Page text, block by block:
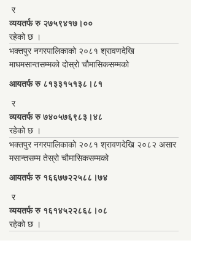
र
व्ययतर्फ रु २७५९४१७।००
रहेको छ ।
भक्तपुर नगरपालिकाको २०८१ श्रावणदेखि
माघमसान्तसम्मको दोस्रो चौमासिकसम्मको
आयतर्फ रु‌ ८१३३१५१३८।८१
र
व्ययतर्फ रु ७४०५७६९८३।४८
रहेको छ ।
भक्तपुर नगरपालिकाको २०८१ श्रावणदेखि २०८२ असार
मसान्तसम्म तेस्रो चौमासिकसम्मको
आयतर्फ रु‌ १६६७७२२५८८।७४
र
व्ययतर्फ रु १६१४५२२८६८।०८
रहेको छ ।